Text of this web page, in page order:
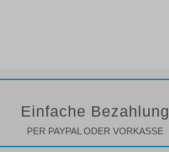
Einfache Bezahlung
PER PAYPAL ODER VORKASSE